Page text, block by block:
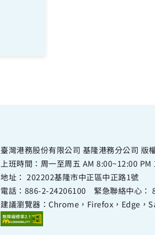
臺灣港務股份有限公司 基隆港務分公司 版
上班時間：周一至周五 AM 8:00~12:00 PM
地址： 202202基隆市中正區中正路1號
電話： 886-2-24206100 緊急聯絡中心：
建議瀏覽器：Chrome，Firefox，Edge，